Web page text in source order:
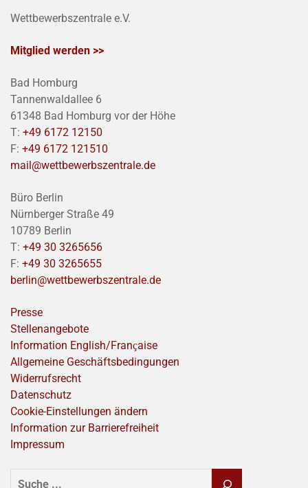
Wettbewerbszentrale e.V.
Mitglied werden >>
Bad Homburg
Tannenwaldallee 6
61348 Bad Homburg vor der Höhe
T: +49 6172 12150
F: +49 6172 121510
mail@wettbewerbszentrale.de
Büro Berlin
Nürnberger Straße 49
10789 Berlin
T: +49 30 3265656
F: +49 30 3265655
berlin@wettbewerbszentrale.de
Presse
Stellenangebote
Information English/Franҫaise
Allgemeine Geschäftsbedingungen
Widerrufsrecht
Datenschutz
Cookie-Einstellungen ändern
Information zur Barrierefreiheit
Impressum
SUCHEN